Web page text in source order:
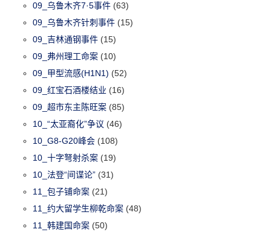
09_乌鲁木齐7·5事件 (63)
09_乌鲁木齐针刺事件 (15)
09_吉林通钢事件 (15)
09_弗州理工命案 (10)
09_甲型流感(H1N1) (52)
09_红宝石酒楼结业 (16)
09_超市东主陈旺案 (85)
10_“太亚裔化”争议 (46)
10_G8-G20峰会 (108)
10_十字弩射杀案 (19)
10_法登“间谍论” (31)
11_包子铺命案 (21)
11_约大留学生柳乾命案 (48)
11_韩建国命案 (50)